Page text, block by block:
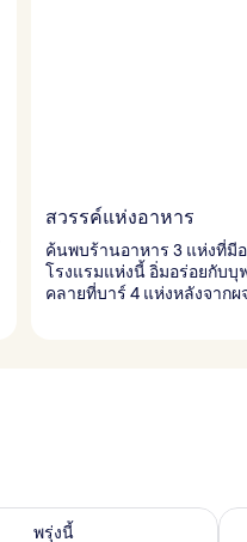
สวรรค์แห่งอาหาร
ค้นพบร้านอาหาร 3 แห่งที่มี
โรงแรมแห่งนี้ อิ่มอร่อยกับ
คลายที่บาร์ 4 แห่งหลังจาก
พรุ่งนี้
นห้องพักว่างในพรุ่งนี้ ส.ค. 8 -
ตร